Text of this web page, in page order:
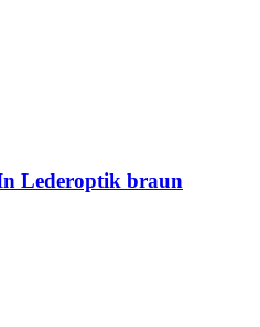
Lederoptik braun